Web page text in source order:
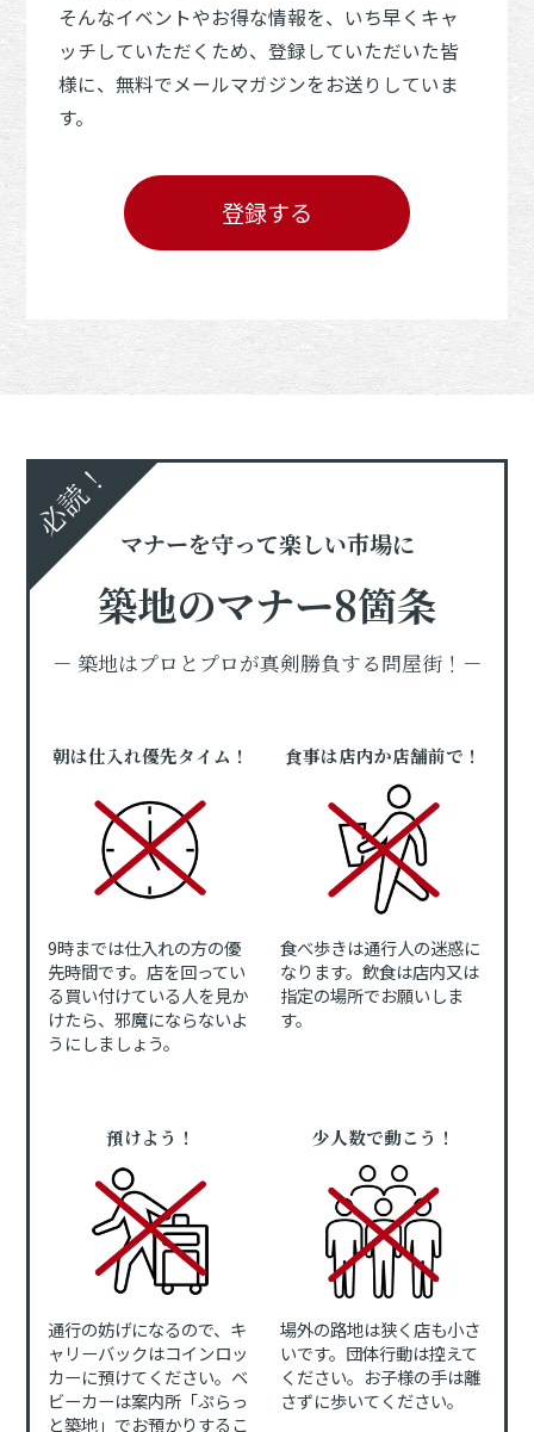
そんなイベントやお得な情報を、いち早くキャ
ッチしていただくため、登録していただいた皆
様に、無料でメールマガジンをお送りしていま
す。
登録する
必読！
マナーを守って楽しい市場に
築地のマナー8箇条
－ 築地はプロとプロが真剣勝負する問屋街！－
朝は仕入れ優先タイム！
9時までは仕入れの方の優
先時間です。店を回ってい
る買い付けている人を見か
けたら、邪魔にならないよ
うにしましょう。
食事は店内か店舗前で！
食べ歩きは通行人の迷惑に
なります。飲食は店内又は
指定の場所でお願いしま
す。
預けよう！
通行の妨げになるので、キ
ャリーバックはコインロッ
カーに預けてください。ベ
ビーカーは案内所「ぷらっ
と築地」でお預かりするこ
少人数で動こう！
場外の路地は狭く店も小さ
いです。団体行動は控えて
ください。お子様の手は離
さずに歩いてください。